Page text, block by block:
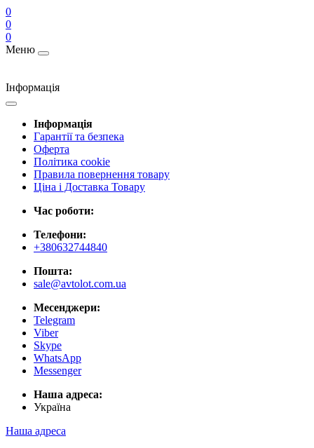
0
0
0
Меню
Інформація
Інформація
Гарантії та безпека
Оферта
Політика cookie
Правила повернення товару
Ціна і Доставка Товару
Час роботи:
Телефони:
+380632744840
Пошта:
sale@avtolot.com.ua
Месенджери:
Telegram
Viber
Skype
WhatsApp
Messenger
Наша адреса:
Українa
Наша адреса